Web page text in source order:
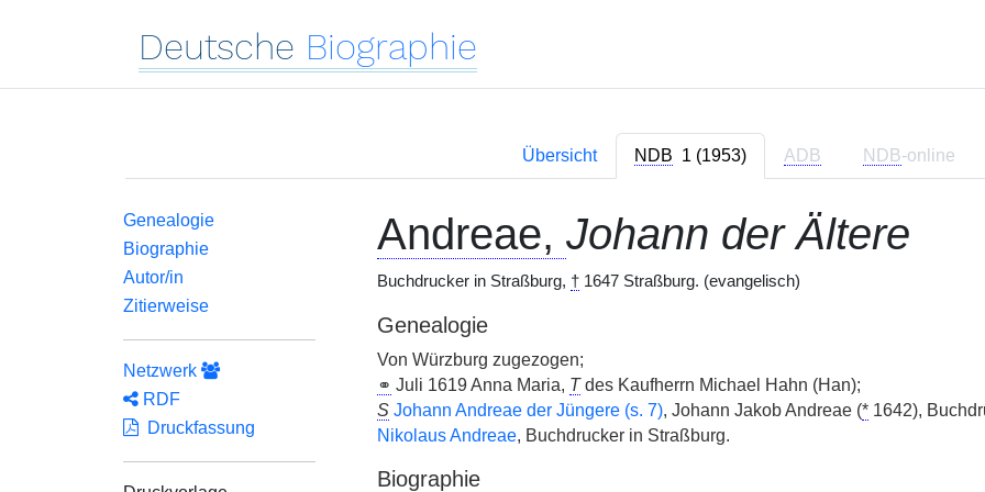
Deutsche Biographie
Übersicht NDB 1 (1953) ADB NDB-online
Genealogie
Biographie
Autor/in
Zitierweise
Netzwerk
RDF
Druckfassung
Andreae, Johann der Ältere
Buchdrucker in Straßburg, †1647 Straßburg. (evangelisch)
Genealogie
Von Würzburg zugezogen;
⚭ Juli 1619 Anna Maria, Tdes Kaufherrn Michael Hahn (Han);
S Johann Andreae der Jüngere (s. 7), Johann Jakob Andreae (*1642),
Nikolaus Andreae, Buchdrucker in Straßburg.
Biographie